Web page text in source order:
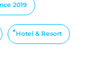
2019
็Hotel & Resort